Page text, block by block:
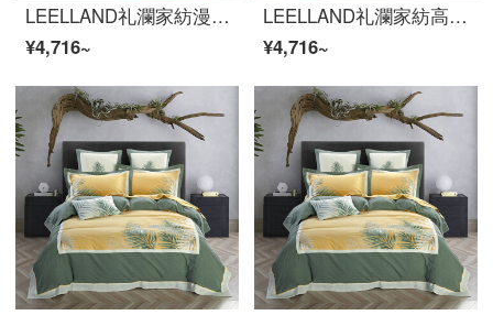
LEELLAND礼瀾家紡漫画全綿色紡水洗い刺繍ベッドの上の四点セットの新鮮な自然風ベッドセットの純綿シーツ4点セットの無邪気さは掬できます。1.8-2.0メートルベッド/220*240 cm
¥4,716~
LEELLAND礼瀾家紡高級新中国式60本の綿花刺繍全綿四点セットの純綿古韻刺繍ベッド用品4点セットのメコンシーン1.5-1.8メートルベッド/200*230 cm
¥4,716~